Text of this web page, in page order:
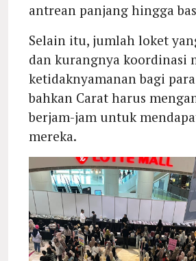
antrean panjang hingga
Selain itu, jumlah loket
dan kurangnya koordinasi
ketidaknyamanan bagi
bahkan Carat harus
berjam-jam untuk
mereka.